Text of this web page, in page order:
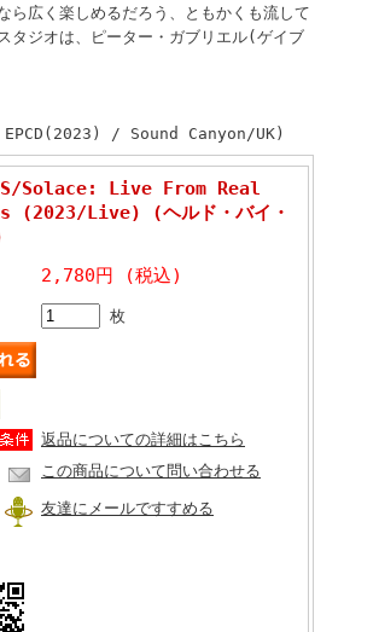
ら広く楽しめるだろう、ともかくも流して
タジオは、ピーター・ガブリエル(ゲイブ
/ Sound Canyon/UK)
Solace: Live From Real
(2023/Live) (ヘルド・バイ・
2,780円 (税込)
枚
返品についての詳細はこちら
この商品について問い合わせる
友達にメールですすめる